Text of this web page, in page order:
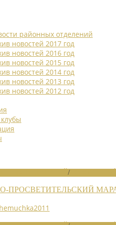
районных отделений
новостей 2017 год
новостей 2016 год
новостей 2015 год
новостей 2014 год
новостей 2013 год
новостей 2012 год
/
ПРОСВЕТИТЕЛЬСКИЙ